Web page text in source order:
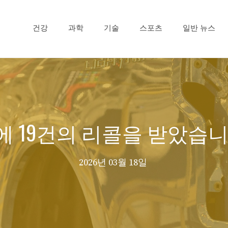
건강 과학 기술 스포츠 일반 뉴스
19건의 리콜을 받았습
2026년 03월 18일